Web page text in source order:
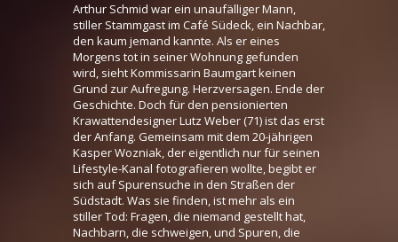
Arthur Schmid war ein unaufälliger Mann,
stiller Stammgast im Café Südeck, ein Nachbar,
den kaum jemand kannte. Als er eines
Morgens tot in seiner Wohnung gefunden
wird, sieht Kommissarin Baumgart keinen
Grund zur Aufregung. Herzversagen. Ende der
Geschichte. Doch für den pensionierten
Krawattendesigner Lutz Weber (71) ist das erst
der Anfang. Gemeinsam mit dem 20-jährigen
Kasper Wozniak, der eigentlich nur für seinen
Lifestyle-Kanal fotografieren wollte, begibt er
sich auf Spurensuche in den Straßen der
Südstadt. Was sie finden, ist mehr als ein
stiller Tod: Fragen, die niemand gestellt hat,
Nachbarn, die schweigen, und Spuren, die